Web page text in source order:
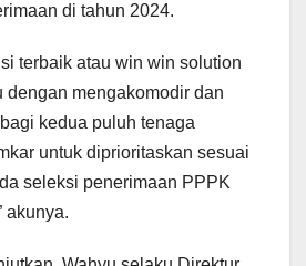
di tahun 2024.
terbaik atau win win solution
dengan mengakomodir dan
kedua puluh tenaga
untuk diprioritaskan sesuai
seleksi penerimaan PPPK
akunya.